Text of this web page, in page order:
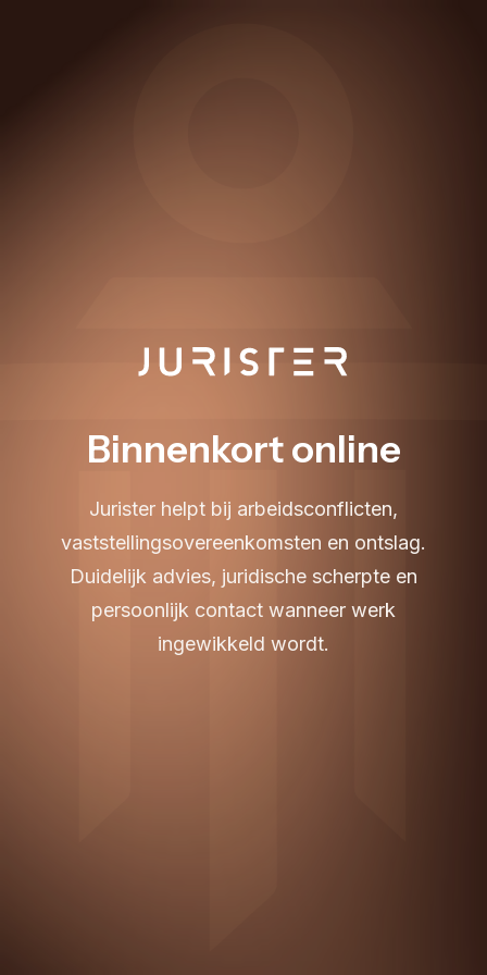
Binnenkort online
Jurister helpt bij arbeidsconflicten,
vaststellingsovereenkomsten en ontslag.
Duidelijk advies, juridische scherpte en
persoonlijk contact wanneer werk
ingewikkeld wordt.